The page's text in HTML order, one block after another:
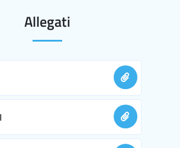
Allegati